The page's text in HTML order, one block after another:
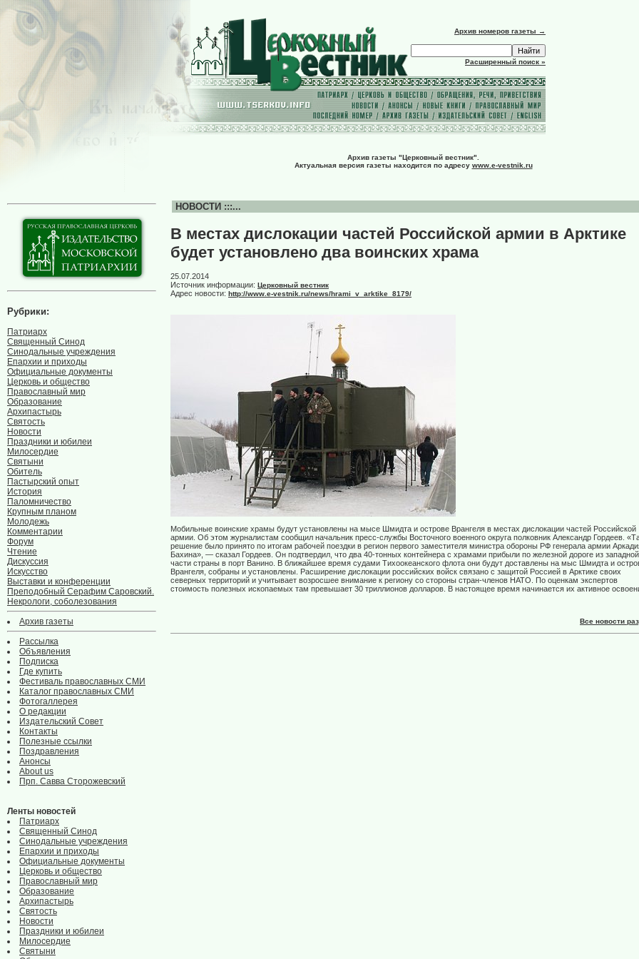
Архив номеров газеты →
Расширенный поиск »
Архив газеты "Церковный вестник".
Актуальная версия газеты находится по адресу www.e-vestnik.ru
Рубрики:
Патриарх
Священный Синод
Синодальные учреждения
Епархии и приходы
Официальные документы
Церковь и общество
Православный мир
Образование
Архипастырь
Святость
Новости
Праздники и юбилеи
Милосердие
Святыни
Обитель
Пастырский опыт
История
Паломничество
Крупным планом
Молодежь
Комментарии
Форум
Чтение
Дискуссия
Искусство
Выставки и конференции
Преподобный Серафим Саровский.
Некрологи, соболезования
Архив газеты
Рассылка
Объявления
Подписка
Где купить
Фестиваль православных СМИ
Каталог православных СМИ
Фотогаллерея
О редакции
Издательский Совет
Контакты
Полезные ссылки
Поздравления
Анонсы
About us
Прп. Савва Сторожевский
Ленты новостей
Патриарх
Священный Синод
Синодальные учреждения
Епархии и приходы
Официальные документы
Церковь и общество
Православный мир
Образование
Архипастырь
Святость
Новости
Праздники и юбилеи
Милосердие
Святыни
НОВОСТИ :::...
В местах дислокации частей Российской армии в Арктике
будет установлено два воинских храма
25.07.2014
Источник информации: Церковный вестник
Адрес новости: http://www.e-vestnik.ru/news/hrami_v_arktike_8179/
Мобильные воинские храмы будут установлены на мысе Шмидта и острове Врангеля в местах дислокации частей Российской
армии. Об этом журналистам сообщил начальник пресс-службы Восточного военного округа полковник Александр Гордеев.
решение было принято по итогам рабочей поездки в регион первого заместителя министра обороны РФ генерала армии
Бахина», — сказал Гордеев. Он подтвердил, что два 40-тонных контейнера с храмами прибыли по железной дороге из западной
части страны в порт Ванино. В ближайшее время судами Тихоокеанского флота они будут доставлены на мыс Шмидта и
Врангеля, собраны и установлены. Расширение дислокации российских войск связано с защитой Россией в Арктике своих
северных территорий и учитывает возросшее внимание к региону со стороны стран-членов НАТО. По оценкам экспертов
стоимость полезных ископаемых там превышает 30 триллионов долларов. В настоящее время начинается их активное
Все новости